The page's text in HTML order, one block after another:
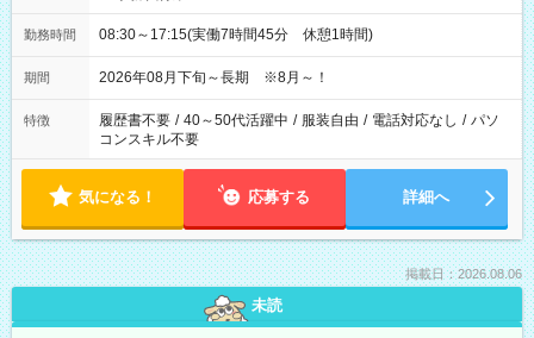
勤務時間 08:30～17:15(実働7時間45分 休憩1時間)
期間 2026年08月下旬～長期 ※8月～！
特徴 履歴書不要 / 40～50代活躍中 / 服装自由 / 電話対応なし / パソ
コンスキル不要
気になる！ 応募する 詳細へ
掲載日：2026.08.06
未読